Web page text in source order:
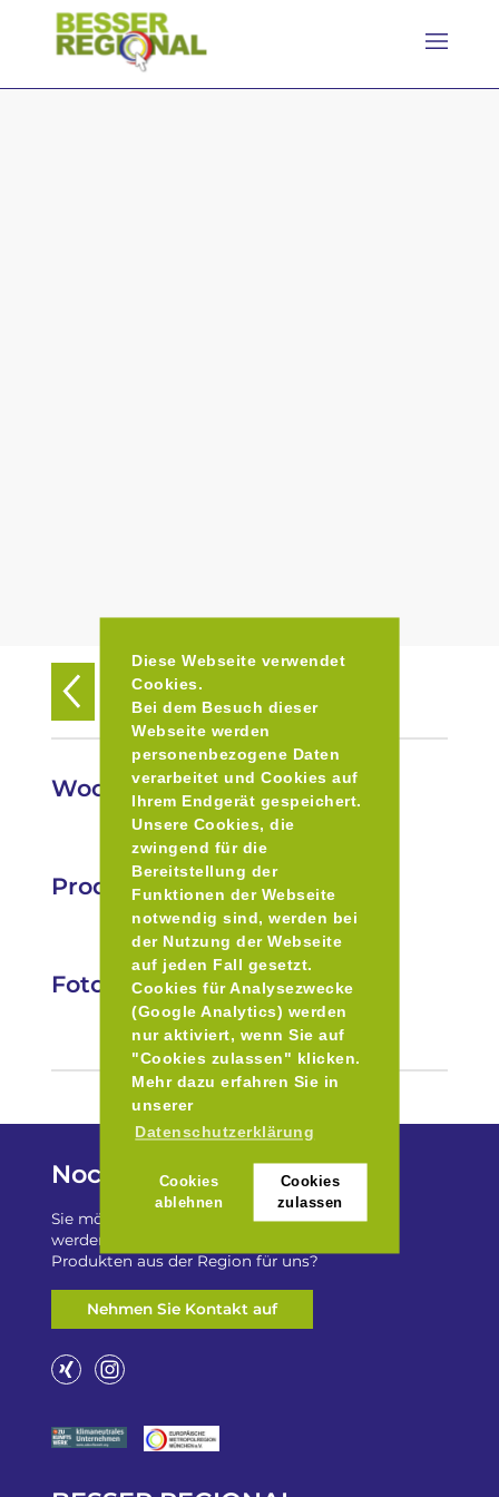
Diese Webseite verwendet
Cookies.
Bei dem Besuch dieser
Webseite werden
personenbezogene Daten
verarbeitet und Cookies auf
Ihrem Endgerät gespeichert.
Unsere Cookies, die
zwingend für die
Bereitstellung der
Funktionen der Webseite
notwendig sind, werden bei
der Nutzung der Webseite
auf jeden Fall gesetzt.
Cookies für Analysezwecke
(Google Analytics) werden
nur aktiviert, wenn Sie auf
"Cookies zulassen" klicken.
Mehr dazu erfahren Sie in
unserer
Datenschutzerklärung
Cookies
ablehnen
Cookies
zulassen
Zurück zur Übersicht
Wochenmarkt in Eichenau
Produkte
Fotos
Noch Fragen?
Sie möchten auf „Besser Regional“ gelistet
werden? Oder haben Sie einen Freizeittip zu
Produkten aus der Region für uns?
Nehmen Sie Kontakt auf